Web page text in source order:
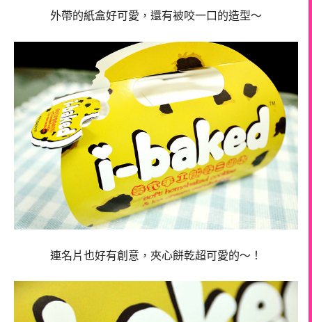
外帶的紙盒好可愛，還有被咬一口的造型～
連名片也好有創意，夾心餅乾超可愛的～！